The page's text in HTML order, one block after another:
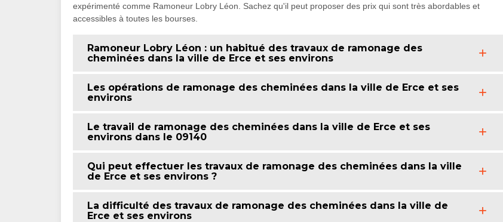
expérimenté comme Ramoneur Lobry Léon. Sachez qu'il peut proposer des prix qui sont très abordables et
accessibles à toutes les bourses.
Ramoneur Lobry Léon : un habitué des travaux de ramonage des
cheminées dans la ville de Erce et ses environs
Les opérations de ramonage des cheminées dans la ville de Erce et ses
environs
Le travail de ramonage des cheminées dans la ville de Erce et ses
environs dans le 09140
Qui peut effectuer les travaux de ramonage des cheminées dans la ville
de Erce et ses environs ?
La difficulté des travaux de ramonage des cheminées dans la ville de
Erce et ses environs